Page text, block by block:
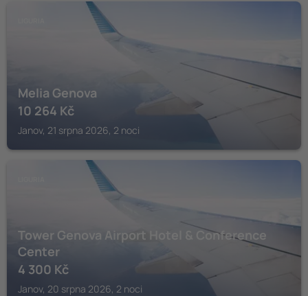
Melia Genova
10 264 Kč
Janov, 21 srpna 2026, 2 noci
Tower Genova Airport Hotel & Conference
Center
4 300 Kč
Janov, 20 srpna 2026, 2 noci